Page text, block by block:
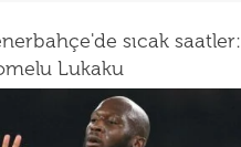
sıcak saatler:
Lukaku